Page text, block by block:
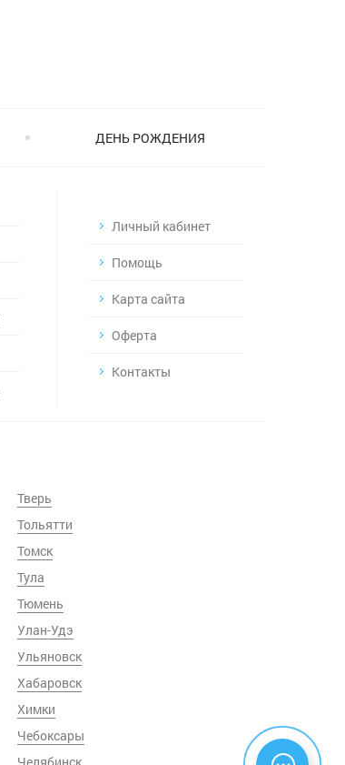
ДЕНЬ РОЖДЕНИЯ
Личный кабинет
Помощь
Карта сайта
Оферта
Контакты
Тверь
Тольятти
Томск
Тула
Тюмень
Улан-Удэ
Ульяновск
Хабаровск
Химки
Чебоксары